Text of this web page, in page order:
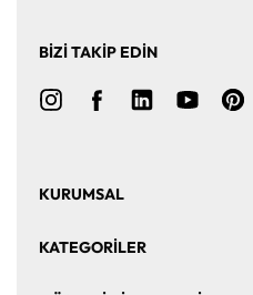
BİZİ TAKİP EDİN
KURUMSAL
KATEGORİLER